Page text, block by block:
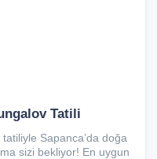
Tatili
Sapanca’da doğa
sizi bekliyor! En uygun